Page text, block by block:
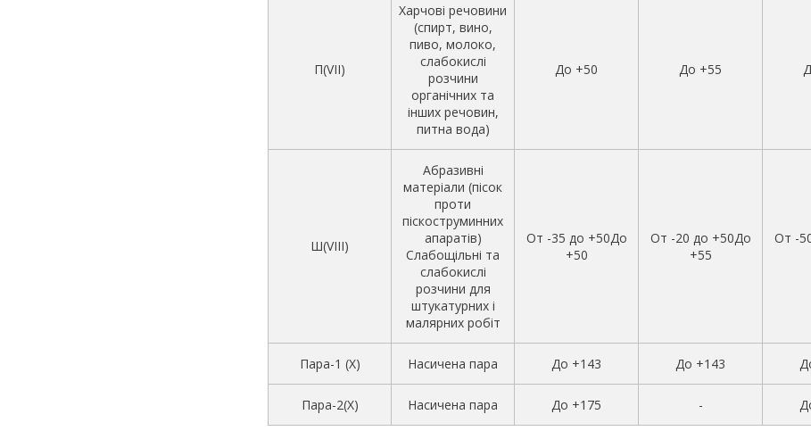
П(VII)
Харчові речовини
(спирт, вино,
пиво, молоко,
слабокислі
розчини
органічних та
інших речовин,
питна вода)
До +50 До +55
Ш(VIII)
Абразивні
матеріали (пісок
проти
піскоструминних
апаратів)
Слабощільні та
слабокислі
розчини для
штукатурних і
малярних робіт
От -35 до +50До
+50
От -20 до +50До
+55
От -
Пара-1 (X) Насичена пара До +143 До +143
Пара-2(X) Насичена пара До +175 -